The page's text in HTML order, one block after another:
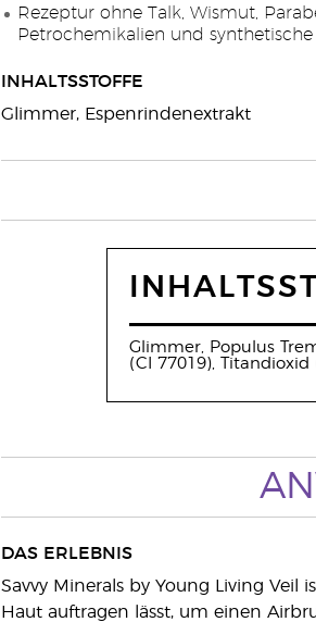
Rezeptur ohne Talk, Wismut,
Petrochemikalien und
INHALTSSTOFFE
Glimmer, Espenrindenextrakt
Glimmer, Populus
(CI 77019), Titandioxid
DAS ERLEBNIS
Savvy Minerals by Young Living
Haut auftragen lässt, um einen